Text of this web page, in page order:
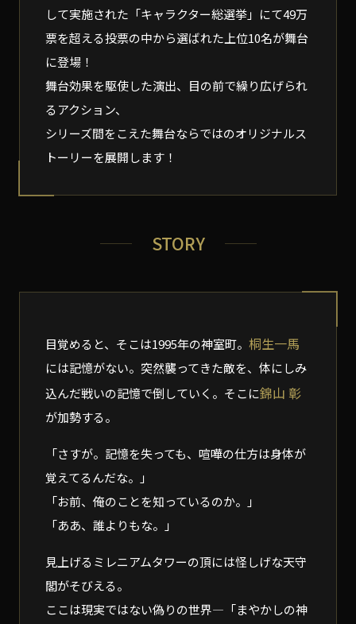
して実施された「キャラクター総選挙」にて49万
票を超える投票の中から選ばれた上位10名が舞台
に登場！
舞台効果を駆使した演出、目の前で繰り広げられ
るアクション、
シリーズ間をこえた舞台ならではのオリジナルス
トーリーを展開します！
STORY
目覚めると、そこは1995年の神室町。 桐生一馬
には記憶がない。突然襲ってきた敵を、体にしみ
込んだ戦いの記憶で倒していく。そこに錦山 彰
が加勢する。
「さすが。記憶を失っても、喧嘩の仕方は身体が
覚えてるんだな。」
「お前、俺のことを知っているのか。」
「ああ、誰よりもな。」
見上げるミレニアムタワーの頂には怪しげな天守
閣がそびえる。
ここは現実ではない偽りの世界―「まやかしの神